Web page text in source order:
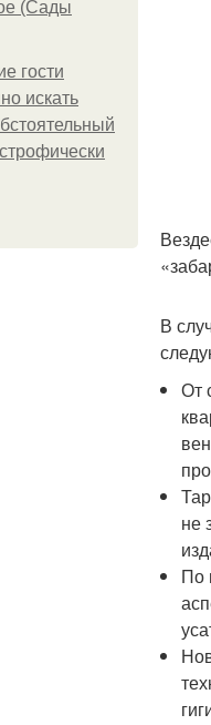
(Сады
гости
искать
В
От
не
По